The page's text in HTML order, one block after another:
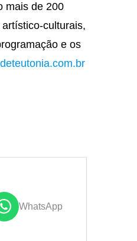
mais de 200
culturais,
e os
WhatsApp